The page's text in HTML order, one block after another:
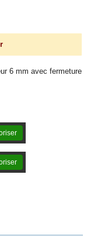
6 mm avec fermeture